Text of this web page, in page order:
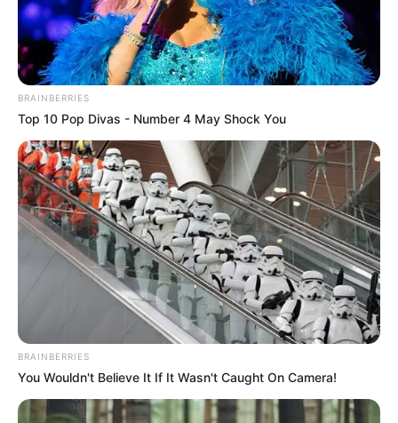
BRAINBERRIES
Top 10 Pop Divas - Number 4 May Shock You
BRAINBERRIES
You Wouldn't Believe It If It Wasn't Caught On Camera!